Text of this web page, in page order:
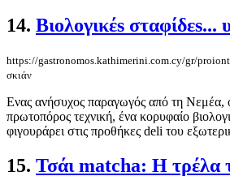
14. Βιολογικέs σταφίδεs...
https://gastronomos.kathimerini.com.cy/gr/
σκιάν
Ενας ανήσυχος παραγωγός από τη Νεμέα,
πρωτοπόρος τεχνική, ένα κορυφαίο
φιγουράρει στις προθήκες deli του
15. Τσάι matcha: H τρέλα